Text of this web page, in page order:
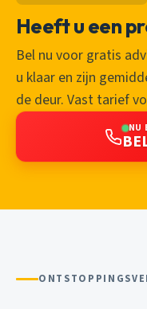
Heeft u een
Bel nu voor gratis
u klaar en zijn
de deur. Vast tarief
NU